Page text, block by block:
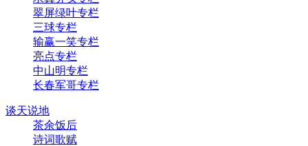
翠屏绿叶专栏
三球专栏
输赢一笑专栏
亮点专栏
中山明专栏
长春军哥专栏
谈天说地
茶余饭后
诗词歌赋